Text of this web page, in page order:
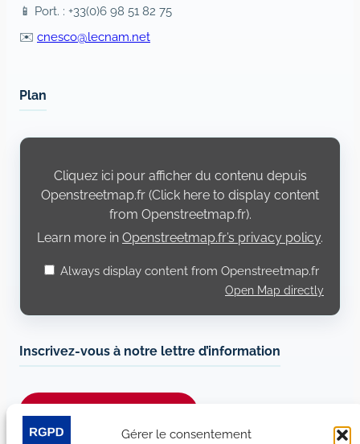
Gérer le consentement
📱 Port. : +33(0)6 98 51 82 75
✉️ cnesco@lecnam.net
Plan
Display
Openstreetmap.fr
Cliquez ici pour afficher du contenu depuis
Openstreetmap.fr (Click here to display content
from Openstreetmap.fr).
Learn more in Openstreetmap.fr’s privacy policy.
Always display content from Openstreetmap.fr
Open Map directly
Inscrivez-vous à notre lettre d’information